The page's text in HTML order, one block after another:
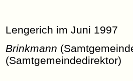
Lengerich im Juni 1997
Brinkmann
(Samtgemeindedirektor)